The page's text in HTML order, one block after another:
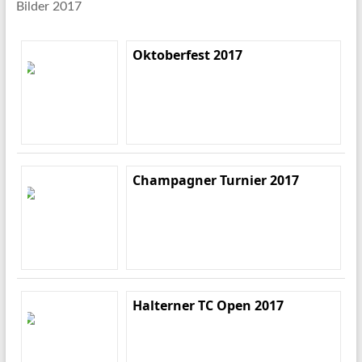
Bilder 2017
Oktoberfest 2017
Champagner Turnier 2017
Halterner TC Open 2017